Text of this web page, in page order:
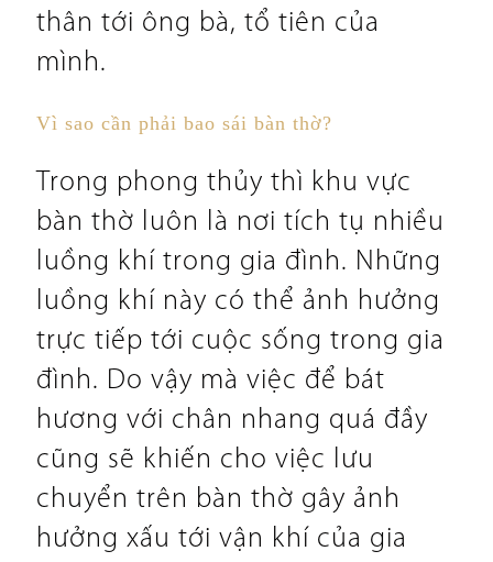
thân tới ông bà, tổ tiên của
mình.
Vì sao cần phải bao sái bàn thờ?
Trong phong thủy thì khu vực
bàn thờ luôn là nơi tích tụ nhiều
luồng khí trong gia đình. Những
luồng khí này có thể ảnh hưởng
trực tiếp tới cuộc sống trong gia
đình. Do vậy mà việc để bát
hương với chân nhang quá đầy
cũng sẽ khiến cho việc lưu
chuyển trên bàn thờ gây ảnh
hưởng xấu tới vận khí của gia